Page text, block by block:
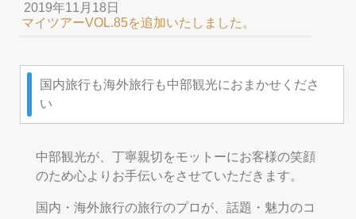
2019年11月18日
マイツアーVOL.85を追加いたしました。
国内旅行も海外旅行も中部観光におまかせくださ
い
中部観光が、丁寧親切をモットーにお客様の笑顔
のため心よりお手伝いをさせていただきます。
国内・海外旅行の旅行のプロが、話題・魅力のコ